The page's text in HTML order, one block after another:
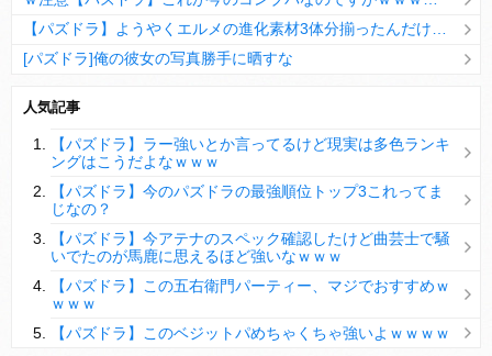
[パズドラ]俺の彼女の写真勝手に晒すな
【パズドラ】陣とか覚醒大小の方がええやろか？
ＤｅＮＡ山崎憲晴 左膝靭帯の手術を無事に終了
Powered by livedoor 相互RSS
人気記事
【パズドラ】ラー強いとか言ってるけど現実は多色ランキ
ングはこうだよなｗｗｗ
【パズドラ】今のパズドラの最強順位トップ3これってま
じなの？
【パズドラ】今アテナのスペック確認したけど曲芸士で騒
いでたのが馬鹿に思えるほど強いなｗｗｗ
【パズドラ】この五右衛門パーティー、マジでおすすめｗ
ｗｗｗ
【パズドラ】このベジットパめちゃくちゃ強いよｗｗｗｗ